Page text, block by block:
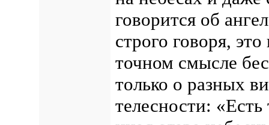
говорится об
строго говоря,
точном смысле
только о разных
телесности: